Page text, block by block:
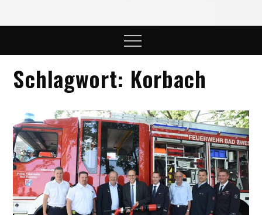
Menu
Schlagwort: Korbach